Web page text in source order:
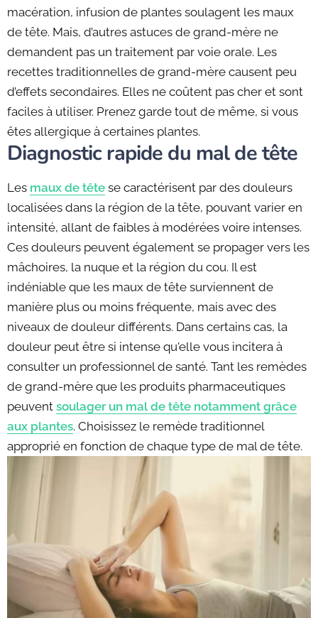
macération, infusion de plantes soulagent les maux
de tête. Mais, d’autres astuces de grand-mère ne
demandent pas un traitement par voie orale. Les
recettes traditionnelles de grand-mère causent peu
d’effets secondaires. Elles ne coûtent pas cher et sont
faciles à utiliser. Prenez garde tout de même, si vous
êtes allergique à certaines plantes.
Diagnostic rapide du mal de tête
Les maux de tête se caractérisent par des douleurs
localisées dans la région de la tête, pouvant varier en
intensité, allant de faibles à modérées voire intenses.
Ces douleurs peuvent également se propager vers les
mâchoires, la nuque et la région du cou. Il est
indéniable que les maux de tête surviennent de
manière plus ou moins fréquente, mais avec des
niveaux de douleur différents. Dans certains cas, la
douleur peut être si intense qu'elle vous incitera à
consulter un professionnel de santé. Tant les remèdes
de grand-mère que les produits pharmaceutiques
peuvent soulager un mal de tête notamment grâce
aux plantes. Choisissez le remède traditionnel
approprié en fonction de chaque type de mal de tête.